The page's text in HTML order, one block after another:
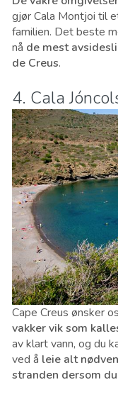
gjør Cala Montjoi til
familien. Det beste
nå de mest
de Creus.
4. Cala
Cape Creus ønsker
vakker vik som
av klart vann, og du
ved å leie alt
stranden dersom